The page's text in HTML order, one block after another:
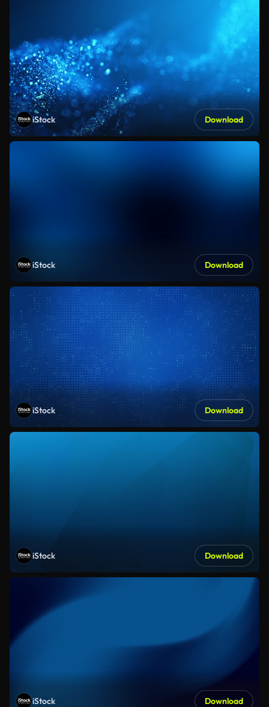
iStock Download
iStock Download
iStock Download
iStock Download
iStock Download